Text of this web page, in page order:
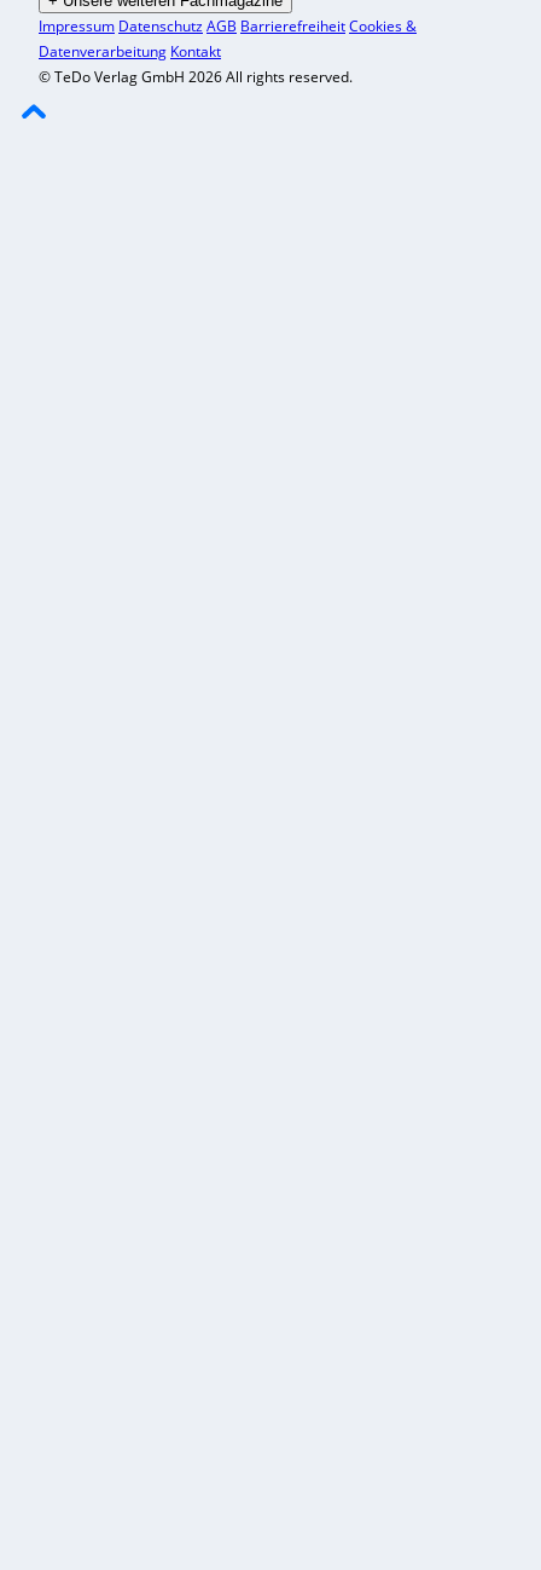
Impressum DatenschutzAGB BarrierefreiheitCookies &
Datenverarbeitung Kontakt
© TeDo Verlag GmbH 2026 All rights reserved.